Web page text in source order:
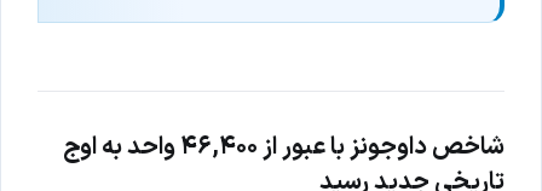
شاخص داوجونز با عبور از ۴۶,۴۰۰ واحد به اوج
تاریخی جدید رسید